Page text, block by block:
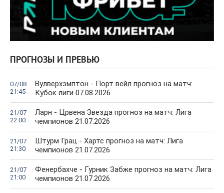
ПРОГНОЗЫ И ПРЕВЬЮ
07/08
21:45
Вулверхэмптон - Порт вейл прогноз на матч:
Кубок лиги 07.08.2026
21/07
22:00
Ларн - Црвена Звезда прогноз на матч: Лига
чемпионов 21.07.2026
21/07
21:30
Штурм Грац - Хартс прогноз на матч: Лига
чемпионов 21.07.2026
21/07
21:00
Фенербахче - Гурник Забже прогноз на матч: Лига
чемпионов 21.07.2026